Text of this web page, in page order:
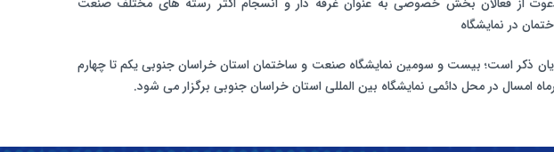
در نمایشگاه
ذکر است؛ بیست و سومین نمایشگاه صنعت و ساختمان استان خراسان جنوبی یکم تا چهارم
امسال در محل دائمی نمایشگاه بین المللی استان خراسان جنوبی برگزار می شود.